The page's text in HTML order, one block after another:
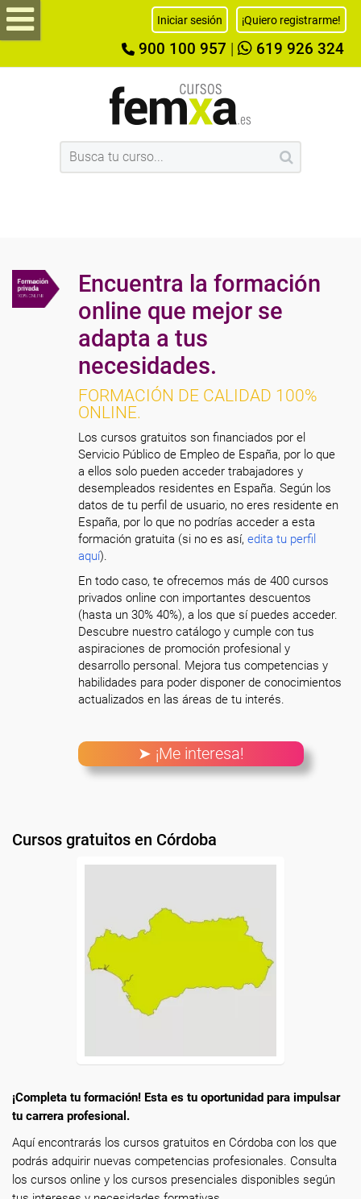
Iniciar sesión ¡Quiero registrarme!
900 100 957 619 926 324
Encuentra la formación
online que mejor se
adapta a tus
necesidades.
FORMACIÓN DE CALIDAD 100%
ONLINE.
Los cursos gratuitos son financiados por el
Servicio Público de Empleo de España, por lo que
a ellos solo pueden acceder trabajadores y
desempleados residentes en España. Según los
datos de tu perfil de usuario, no eres residente en
España, por lo que no podrías acceder a esta
formación gratuita (si no es así,edita tu perfil
aquí).
En todo caso, te ofrecemos más de 400 cursos
privados online con importantes descuentos
(hasta un 30% 40%), a los que sí puedes acceder.
Descubre nuestro catálogo y cumple con tus
aspiraciones de promoción profesional y
desarrollo personal. Mejora tus competencias y
habilidades para poder disponer de conocimientos
actualizados en las áreas de tu interés.
➤ ¡Me interesa!
Cursos gratuitos en Córdoba
¡Completa tu formación! Esta es tu oportunidad para impulsar
tu carrera profesional.
Aquí encontrarás los cursos gratuitos en Córdoba con los que
podrás adquirir nuevas competencias profesionales. Consulta
los cursos online y los cursos presenciales disponibles según